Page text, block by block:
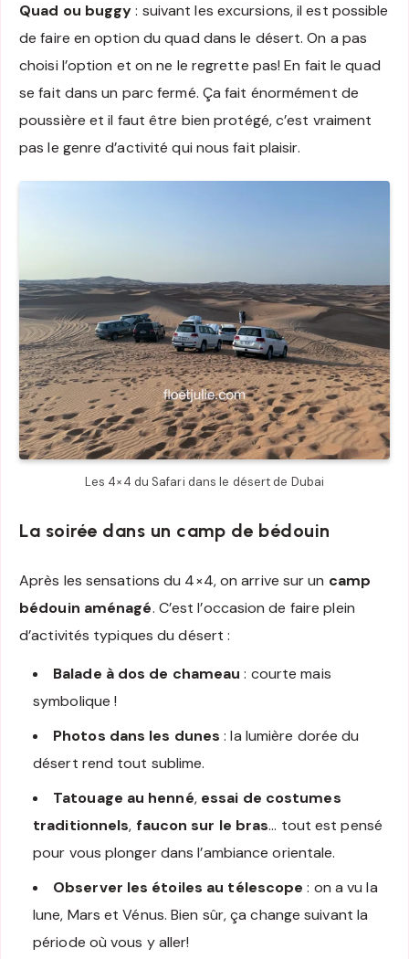
Quad ou buggy: suivant les excursions, il est possible
de faire en option du quad dans le désert. On a pas
choisi l’option et on ne le regrette pas! En fait le quad
se fait dans un parc fermé. Ça fait énormément de
poussière et il faut être bien protégé, c’est vraiment
pas le genre d’activité qui nous fait plaisir.
Les 4×4 du Safari dans le désert de Dubai
La soirée dans un camp de bédouin
Après les sensations du 4×4, on arrive sur un camp
bédouin aménagé. C’est l’occasion de faire plein
d’activités typiques du désert :
Balade à dos de chameau : courte mais
symbolique !
Photos dans les dunes : la lumière dorée du
désert rend tout sublime.
Tatouage au henné, essai de costumes
traditionnels, faucon sur le bras… tout est pensé
pour vous plonger dans l’ambiance orientale.
Observer les étoiles au télescope : on a vu la
lune, Mars et Vénus. Bien sûr, ça change suivant la
période où vous y aller!